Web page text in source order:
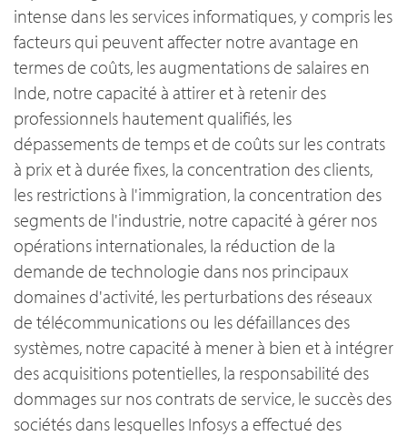
intense dans les services informatiques, y compris les
facteurs qui peuvent affecter notre avantage en
termes de coûts, les augmentations de salaires en
Inde, notre capacité à attirer et à retenir des
professionnels hautement qualifiés, les
dépassements de temps et de coûts sur les contrats
à prix et à durée fixes, la concentration des clients,
les restrictions à l'immigration, la concentration des
segments de l'industrie, notre capacité à gérer nos
opérations internationales, la réduction de la
demande de technologie dans nos principaux
domaines d'activité, les perturbations des réseaux
de télécommunications ou les défaillances des
systèmes, notre capacité à mener à bien et à intégrer
des acquisitions potentielles, la responsabilité des
dommages sur nos contrats de service, le succès des
sociétés dans lesquelles Infosys a effectué des